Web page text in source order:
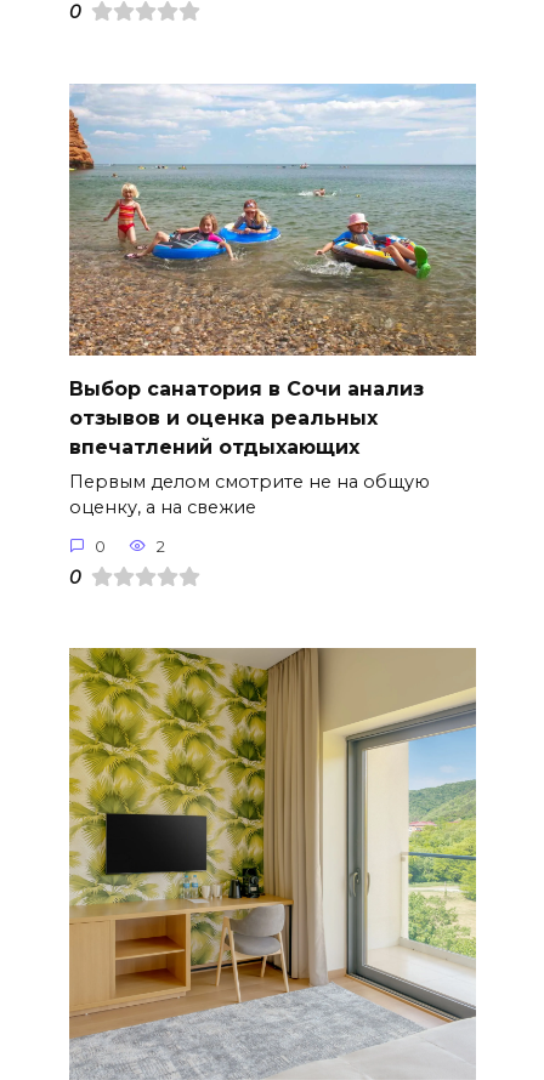
0
Выбор санатория в Сочи анализ
отзывов и оценка реальных
впечатлений отдыхающих
Первым делом смотрите не на общую
оценку, а на свежие
0 2
0